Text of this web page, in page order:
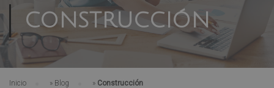
CONSTRUCCIÓN
Inicio » Blog » Construcción